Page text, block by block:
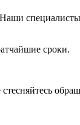
сроки.